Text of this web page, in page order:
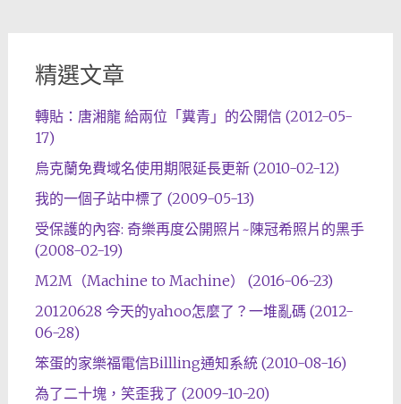
精選文章
轉貼：唐湘龍 給兩位「糞青」的公開信 (2012-05-
17)
烏克蘭免費域名使用期限延長更新 (2010-02-12)
我的一個子站中標了 (2009-05-13)
受保護的內容: 奇樂再度公開照片~陳冠希照片的黑手
(2008-02-19)
M2M（Machine to Machine） (2016-06-23)
20120628 今天的yahoo怎麼了？一堆亂碼 (2012-
06-28)
笨蛋的家樂福電信Billling通知系統 (2010-08-16)
為了二十塊，笑歪我了 (2009-10-20)